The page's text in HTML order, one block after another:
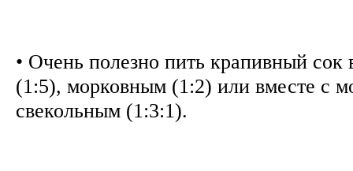
• Очень полезно пить крапивный сок
(1:5), морковным (1:2) или вместе с
свекольным (1:3:1).